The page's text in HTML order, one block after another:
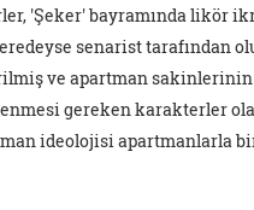
'Şeker' bayramında likör
senarist tarafından
ve apartman sakinlerinin
gereken karakterler
ideolojisi apartmanlarla